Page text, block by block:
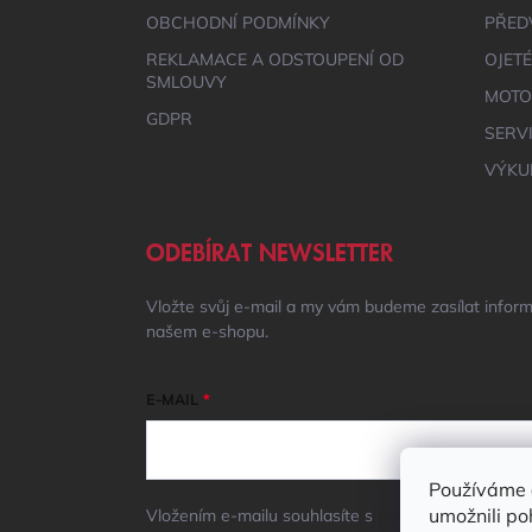
umožnili
OBCHODNÍ PODMÍNKY
REKLAMACE A ODSTOUPENÍ OD
SMLOUVY
GDPR
ODEBÍRAT NEWSLETTER
Vložte svůj e-mail a my vám budeme zasílat
našem e-shopu.
E-MAIL
Vložením e-mailu souhlasíte s podmínkami